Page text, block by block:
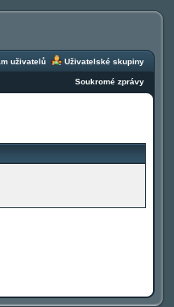
uživatelů Uživatelské skupiny
Soukromé zprávy